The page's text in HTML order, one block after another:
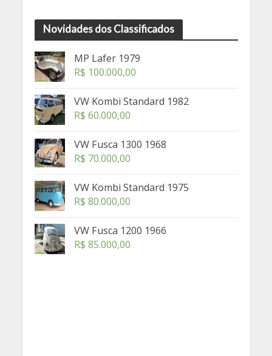
Novidades dos Classificados
MP Lafer 1979
R$ 100.000,00
VW Kombi Standard 1982
R$ 60.000,00
VW Fusca 1300 1968
R$ 70.000,00
VW Kombi Standard 1975
R$ 80.000,00
VW Fusca 1200 1966
R$ 85.000,00